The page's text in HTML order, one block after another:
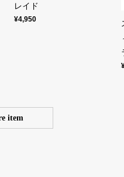
レイド
¥4,950
item